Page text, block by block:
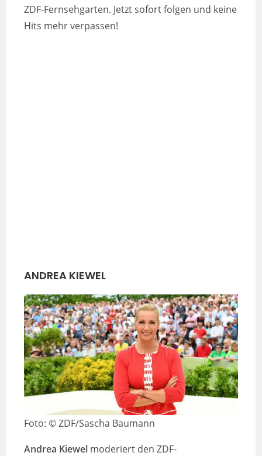
ZDF-Fernsehgarten. Jetzt sofort folgen und keine
Hits mehr verpassen!
ANDREA KIEWEL
Foto: © ZDF/Sascha Baumann
Andrea Kiewel moderiert den ZDF-